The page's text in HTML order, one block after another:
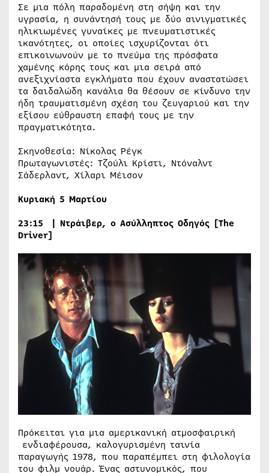
Σε μια πόλη παραδομένη στη σήψη και την
υγρασία, η συνάντησή τους με δύο αινιγματικές
ηλικιωμένες γυναίκες με πνευματιστικές
ικανότητες, οι οποίες ισχυρίζονται ότι
επικοινωνούν με το πνεύμα της πρόσφατα
χαμένης κόρης τους και μια σειρά από
ανεξιχνίαστα εγκλήματα που έχουν αναστατώσει
τα δαιδαλώδη κανάλια θα θέσουν σε κίνδυνο την
ήδη τραυματισμένη σχέση του ζευγαριού και την
εξίσου εύθραυστη επαφή τους με την
πραγματικότητα.
Σκηνοθεσία: Νίκολας Ρέγκ
Πρωταγωνιστές: Τζούλι Κρίστι, Ντόναλντ
Σάδερλαντ, Χίλαρι Μέισον
Κυριακή 5 Μαρτίου
23:15
| Ντράιβερ, ο Ασύλληπτος Οδηγός [The
Driver]
Πρόκειται για μια αμερικανική ατμοσφαιρική
ενδιαφέρουσα, καλογυρισμένη ταινία
παραγωγής 1978, που παραπέμπει στη φιλολογία
του φιλμ νουάρ. Ένας αστυνομικός, που